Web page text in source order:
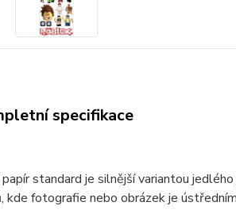
specifikace
standard je silnější variantou
kde fotografie nebo obrázek je